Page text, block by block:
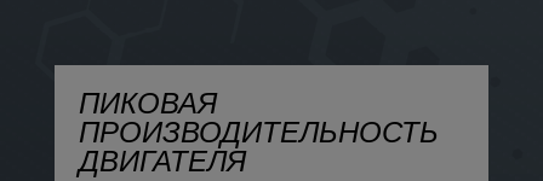
ПИКОВАЯ
ПРОИЗВОДИТЕЛЬНОСТЬ
ДВИГАТЕЛЯ